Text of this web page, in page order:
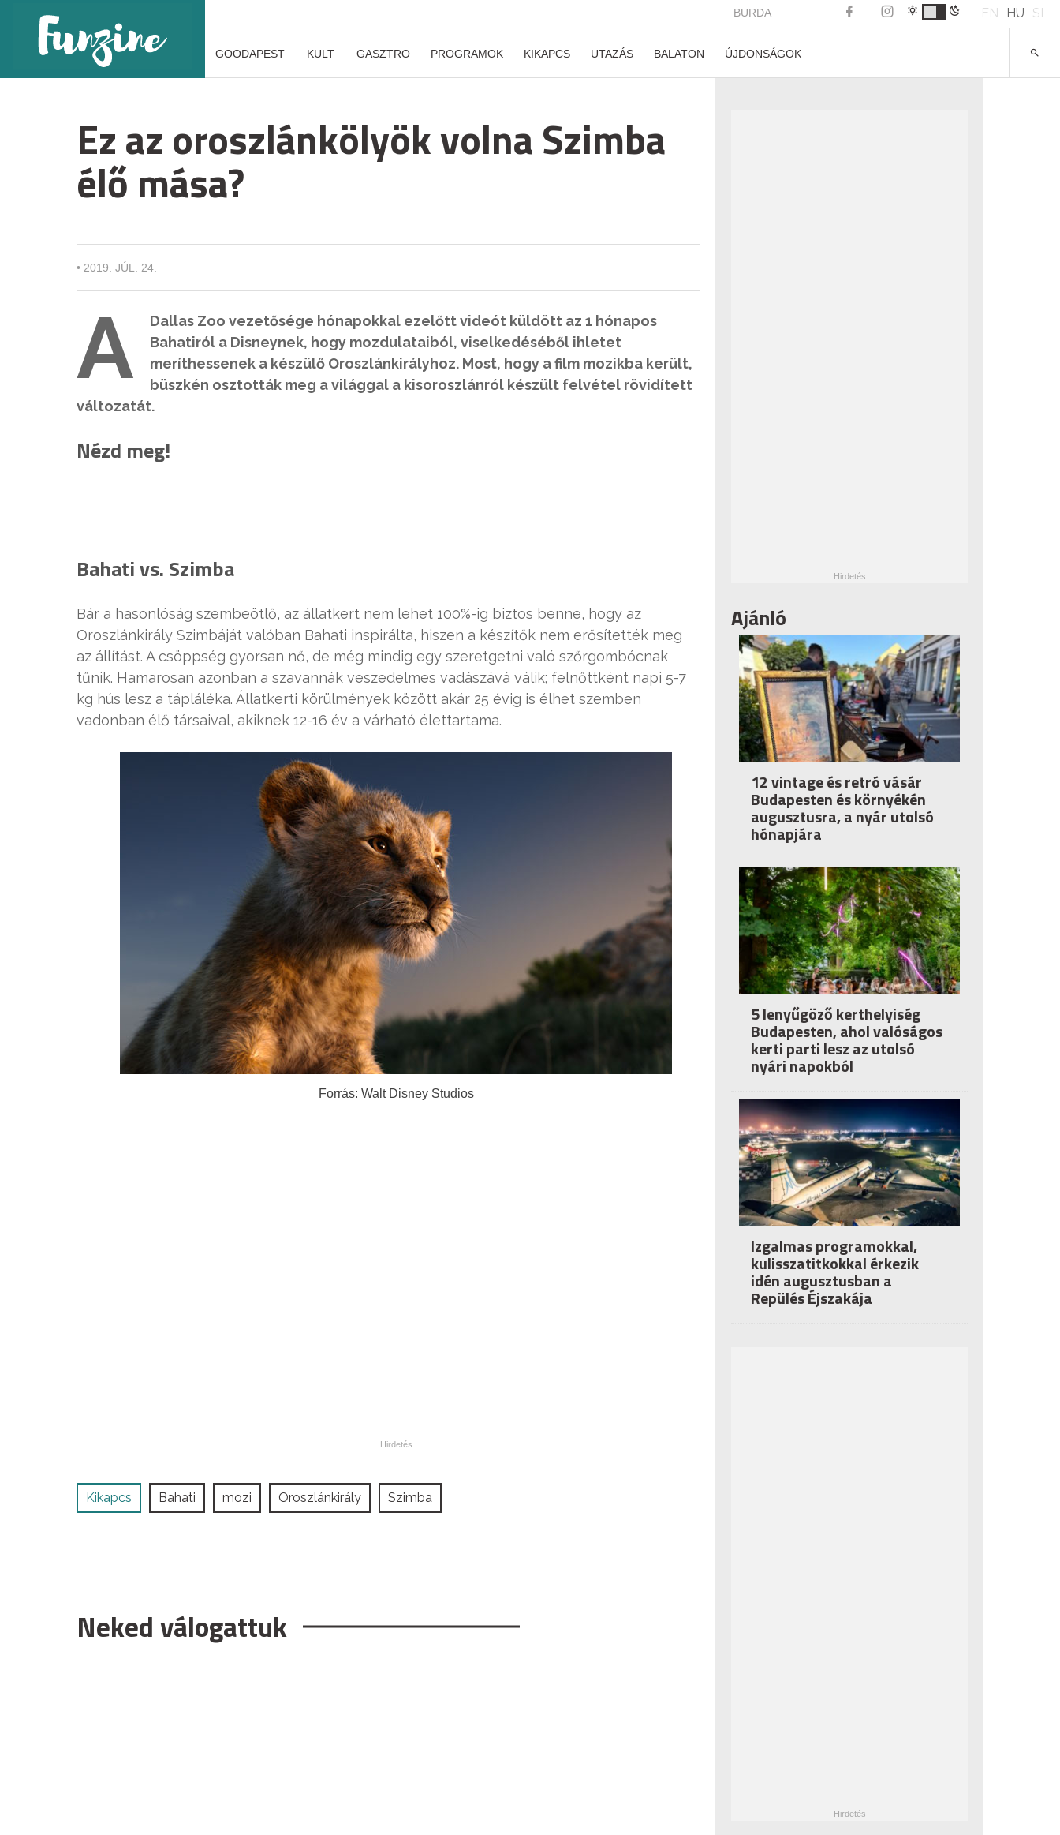
BURDA EN HU SL
GOODAPEST KULT GASZTRO PROGRAMOK KIKAPCS UTAZÁS BALATON ÚJDONSÁGOK
Ez az oroszlánkölyök volna Szimba
élő mása?
• 2019. JÚL. 24.
A
Dallas Zoo vezetősége hónapokkal ezelőtt videót küldött az 1 hónapos
Bahatiról a Disneynek, hogy mozdulataiból, viselkedéséből ihletet
meríthessenek a készülő Oroszlánkirályhoz. Most, hogy a film mozikba került,
büszkén osztották meg a világgal a kisoroszlánról készült felvétel rövidített
változatát.
Nézd meg!
Bahati vs. Szimba
Bár a hasonlóság szembeötlő, az állatkert nem lehet 100%-ig biztos benne, hogy az
Oroszlánkirály Szimbáját valóban Bahati inspirálta, hiszen a készítők nem erősítették meg
az állítást. A csöppség gyorsan nő, de még mindig egy szeretgetni való szőrgombócnak
tűnik. Hamarosan azonban a szavannák veszedelmes vadászává válik; felnőttként napi 5-7
kg hús lesz a tápláléka. Állatkerti körülmények között akár 25 évig is élhet szemben
vadonban élő társaival, akiknek 12-16 év a várható élettartama.
Forrás: Walt Disney Studios
Kikapcs Bahati mozi Oroszlánkirály Szimba
Neked válogattuk
Ajánló
12 vintage és retró vásár
Budapesten és környékén
augusztusra, a nyár utolsó
hónapjára
5 lenyűgöző kerthelyiség
Budapesten, ahol valóságos
kerti parti lesz az utolsó
nyári napokból
Izgalmas programokkal,
kulisszatitkokkal érkezik
idén augusztusban a
Repülés Éjszakája